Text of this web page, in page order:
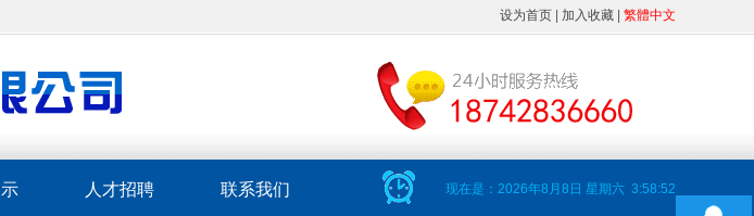
设为首页 加入收藏 繁體中文
人才招聘 联系我们 现在是： 2026年8月8日 星期六 3:58:52